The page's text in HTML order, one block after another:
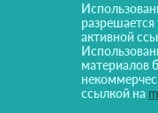
активной
материалов
ссылкой на